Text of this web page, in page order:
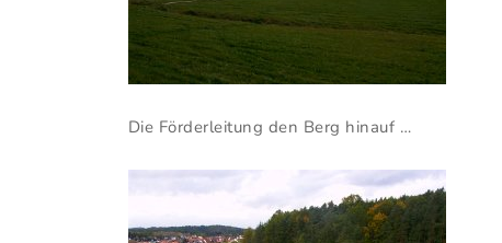
Die Förderleitung den Berg hinauf …